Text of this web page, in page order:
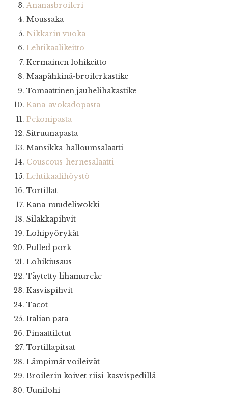
Ananasbroileri
Moussaka
Nikkarin vuoka
Lehtikaalikeitto
Kermainen lohikeitto
Maapähkinä-broilerkastike
Tomaattinen jauhelihakastike
Kana-avokadopasta
Pekonipasta
Sitruunapasta
Mansikka-halloumsalaatti
Couscous-hernesalaatti
Lehtikaalihöystö
Tortillat
Kana-nuudeliwokki
Silakkapihvit
Lohipyörykät
Pulled pork
Lohikiusaus
Täytetty lihamureke
Kasvispihvit
Tacot
Italian pata
Pinaattiletut
Tortillapitsat
Lämpimät voileivät
Broilerin koivet riisi-kasvispedillä
Uunilohi